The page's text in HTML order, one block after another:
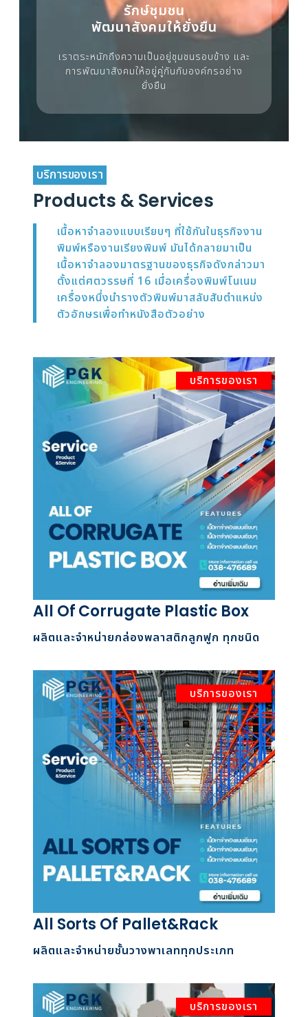
รักษ์ชุมชน
พัฒนาสังคมให้ยั่งยืน
เราตระหนักถึงความเป็นอยู่ชุมชนรอบข้าง และ
การพัฒนาสังคมให้อยู่คู่กันกับองค์กรอย่าง
ยั่งยืน
บริการของเรา
Products & Services
เนื้อหาจำลองแบบเรียบๆ ที่ใช้กันในธุรกิจงาน
พิมพ์หรืองานเรียงพิมพ์ มันได้กลายมาเป็น
เนื้อหาจำลองมาตรฐานของธุรกิจดังกล่าวมา
ตั้งแต่ศตวรรษที่ 16 เมื่อเครื่องพิมพ์โนเนม
เครื่องหนึ่งนำรางตัวพิมพ์มาสลับสับตำแหน่ง
ตัวอักษรเพื่อทำหนังสือตัวอย่าง
บริการของเรา
All Of Corrugate Plastic Box
ผลิตและจำหน่ายกล่องพลาสติกลูกฟูก ทุกชนิด
บริการของเรา
All Sorts Of Pallet&Rack
ผลิตและจำหน่ายชั้นวางพาเลททุกประเภท
บริการของเรา